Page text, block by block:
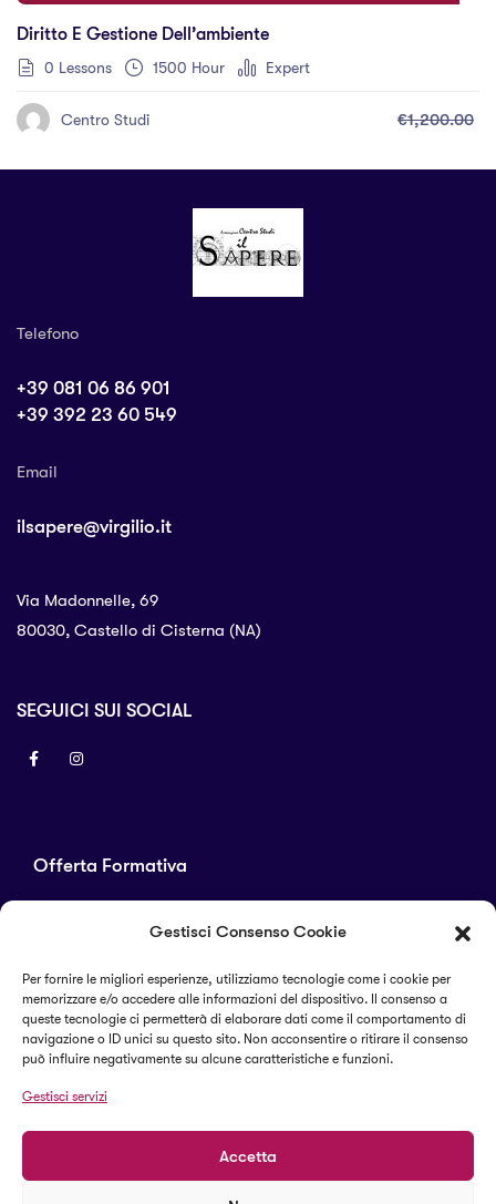
Gestisci Consenso Cookie
Per fornire le migliori esperienze, utilizziamo tecnologie come i cookie per
memorizzare e/o accedere alle informazioni del dispositivo. Il consenso a
queste tecnologie ci permetterà di elaborare dati come il comportamento di
navigazione o ID unici su questo sito. Non acconsentire o ritirare il consenso
può influire negativamente su alcune caratteristiche e funzioni.
Gestisci servizi
Accetta
Diritto E Gestione Dell’ambiente
0 Lessons 1500 Hour Expert
Centro Studi €1,200.00
Offerta Formativa
Corsi di perfezionamento
Alta formazione
Telefono
+39 081 06 86 901
+39 392 23 60 549
Email
ilsapere@virgilio.it
Via Madonnelle, 69
80030, Castello di Cisterna (NA)
SEGUICI SUI SOCIAL